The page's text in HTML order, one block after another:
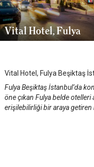
Vital Hotel, Fulya
Vital Hotel, Fulya Beşiktaş
Fulya Beşiktaş İstanbul’da
öne çıkan Fulya belde
erişilebilirliği bir araya getiren